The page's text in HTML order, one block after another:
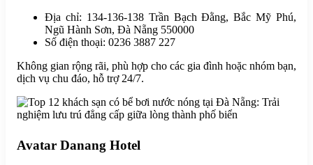
Địa chỉ: 134-136-138 Trần Bạch Đằng, Bắc Mỹ Phú,
Ngũ Hành Sơn, Đà Nẵng 550000
Số điện thoại: 0236 3887 227
Không gian rộng rãi, phù hợp cho các gia đình hoặc nhóm bạn,
dịch vụ chu đáo, hỗ trợ 24/7.
Avatar Danang Hotel